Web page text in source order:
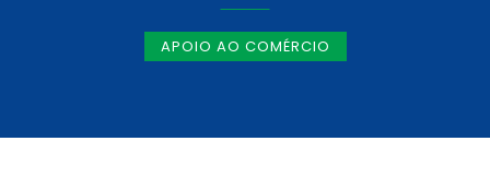
APOIO AO COMÉRCIO